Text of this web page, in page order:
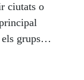
ciutats o
grups